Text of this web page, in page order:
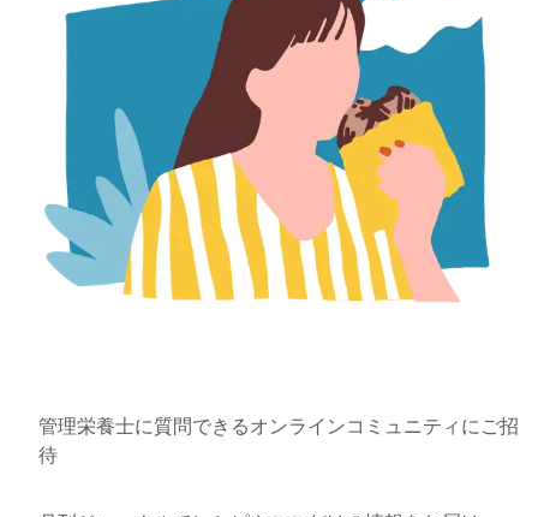
管理栄養士に質問できるオンラインコミュニティにご招
待